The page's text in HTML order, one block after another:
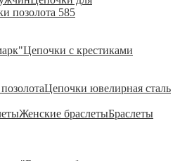
позолота 585
Цепочки с крестиками
Цепочки ювелирная сталь
Женские браслетыБраслеты